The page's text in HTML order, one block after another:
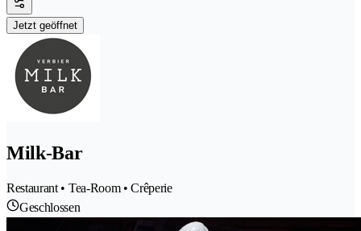
Jetzt geöffnet
Milk-Bar
Restaurant • Tea-Room • Crêperie
Geschlossen